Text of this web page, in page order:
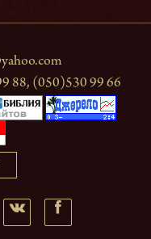
88, (050)530 99 66